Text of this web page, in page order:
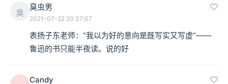
臭
臭虫男
2021-07-22 20:37:07
表扬子东老师：“我以为好的意向是既写实又写虚”——
鲁迅的书只能半夜读。说的好
Candy